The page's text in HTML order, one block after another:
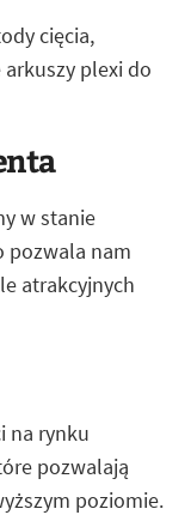
cięcia,
plexi do
w stanie
pozwala nam
atrakcyjnych
na rynku
pozwalają
poziomie.